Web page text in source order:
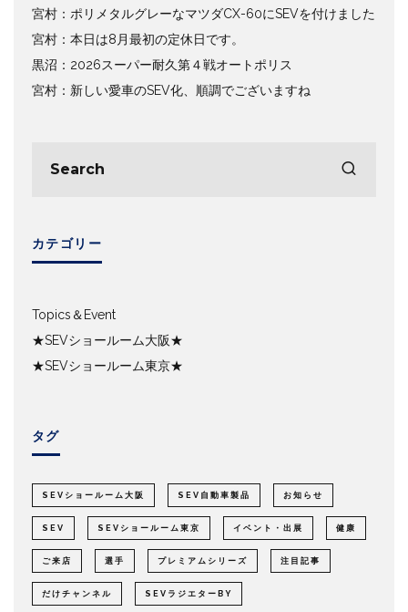
宮村：ポリメタルグレーなマツダCX-60にSEVを付けました
宮村：本日は8月最初の定休日です。
黒沼：2026スーパー耐久第４戦オートポリス
宮村：新しい愛車のSEV化、順調でございますね
カテゴリー
Topics＆Event
★SEVショールーム大阪★
★SEVショールーム東京★
タグ
SEVショールーム大阪 SEV自動車製品 お知らせ
SEV SEVショールーム東京 イベント・出展 健康
ご来店 選手 プレミアムシリーズ 注目記事
だけチャンネル SEVラジエターBY